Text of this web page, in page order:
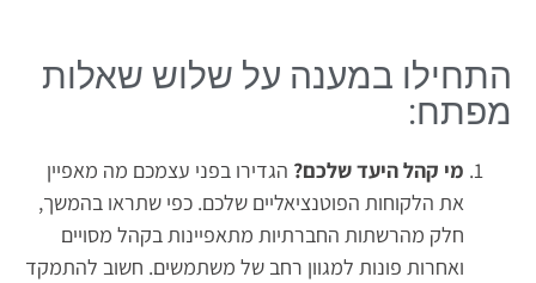
התחילו במענה על שלוש שאלות
מפתח:
מי קהל היעד שלכם? הגדירו בפני עצמכם מה מאפיין
את הלקוחות הפוטנציאליים שלכם. כפי שתראו בהמשך,
חלק מהרשתות החברתיות מתאפיינות בקהל מסויים
ואחרות פונות למגוון רחב של משתמשים. חשוב להתמקד